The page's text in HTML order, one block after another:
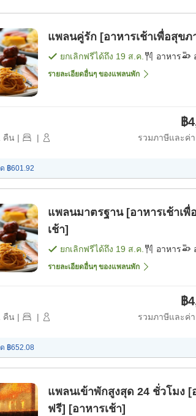
แพลนคู่รัก [อาหารเช้าเพื่อสุข
ยกเลิกฟรีได้ถึง 19 ส.ค. อาหาร
รายละเอียดอื่นๆ ของแพลนพัก
คืน | |
฿
รวมภาษีและค่
฿601.92
แพลนมาตรฐาน [อาหารเช้าเ
เช้า]
ยกเลิกฟรีได้ถึง 19 ส.ค. อาหาร
รายละเอียดอื่นๆ ของแพลนพัก
คืน | |
฿
รวมภาษีและค่
฿652.08
แพลนเข้าพักสูงสุด 24 ชั่วโมง [
ฟรี] [อาหารเช้า]